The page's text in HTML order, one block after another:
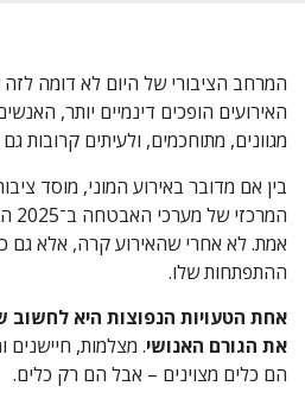
המרחב הציבורי של היום לא דומה
האירועים הופכים דינמיים יותר,
מגוונים, מתוחכמים, ולעיתים קרובות
בין אם מדובר באירוע המוני, מוסד
אמת. לא אחרי שהאירוע קרה, אלא גם
ההתפתחות שלו.
אחת הטעויות הנפוצות היא לחשוב
את הגורם האנושי. מצלמות,
הם כלים מצוינים – אבל הם רק כלים.